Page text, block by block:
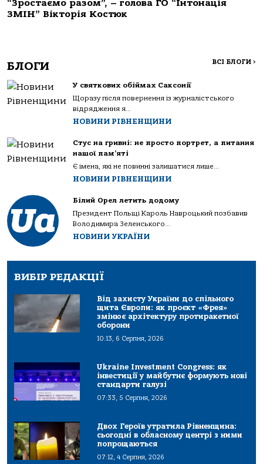
“Зростаємо разом”, – голова ГО “Інтонація
ЗМІН” Вікторія Костюк
БЛОГИ ВСІ БЛОГИ >
У святкових обіймах Саксонії
Щоразу після повернення із журналістського
відрядження я...
НОВИНИ РІВНЕНЩИНИ
Стус на гривні: не просто портрет, а питання
нашої пам’яті
Є імена, які не повинні залишатися лише...
НОВИНИ РІВНЕНЩИНИ
Білий Орел летить додому
Президент Польщі Кароль Навроцький позбавив
Володимира Зеленського...
НОВИНИ УКРАЇНИ
ВИБІР РЕДАКЦІЇ
Від захисту України до спільного
щита Європи: як проєкт «Фрея»
змінює архітектуру протиракетної
оборони
10:13, 6 Серпня, 2026
Ukraine Investment Congress: як
інвестиції у майбутнє формують нові
стандарти галузі
07:33, 5 Серпня, 2026
Двох Героїв утратила Рівненщина:
сьогодні в обласному центрі з ними
попрощаються
07:12, 4 Серпня, 2026